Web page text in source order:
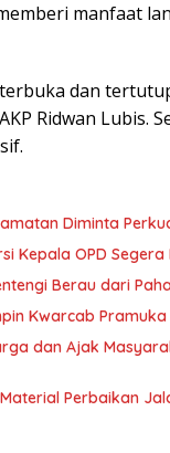
manfaat
dan
Ridwan Lubis.
Diminta
Kepala OPD Segera
Berau dari
Kwarcab Pramuka
dan Ajak
Perbaikan